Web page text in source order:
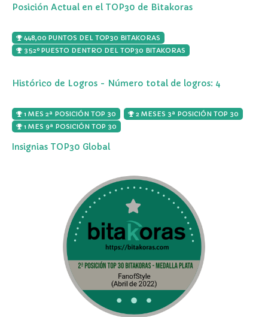
Posición Actual en el TOP30 de Bitakoras
448,00 PUNTOS DEL TOP30 BITAKORAS
352º PUESTO DENTRO DEL TOP30 BITAKORAS
Histórico de Logros - Número total de logros: 4
1 MES 2ª POSICIÓN TOP 30
2 MESES 3ª POSICIÓN TOP 30
1 MES 9ª POSICIÓN TOP 30
Insignias TOP30 Global